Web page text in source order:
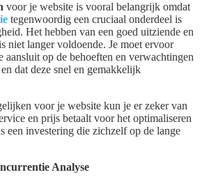
voor je website is vooral belangrijk omdat
tegenwoordig een cruciaal onderdeel is
Het hebben van een goed uitziende en
niet langer voldoende. Je moet ervoor
aansluit op de behoeften en verwachtingen
dat deze snel en gemakkelijk
voor je website kun je er zeker van
en prijs betaalt voor het optimaliseren
een investering die zichzelf op de lange
Analyse